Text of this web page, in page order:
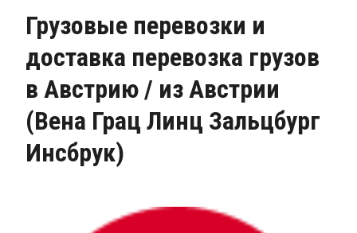
Грузовые перевозки и
доставка перевозка грузов
в Австрию / из Австрии
(Вена Грац Линц Зальцбург
Инсбрук)